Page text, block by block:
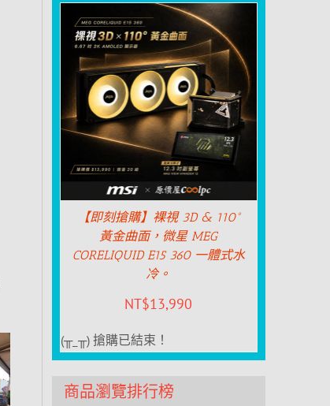
【即刻搶購】裸視 3D & 110°
黃金曲面，微星 MEG
CORELIQUID E15 360 一體式水
冷。
NT$13,990
(╥_╥) 搶購已結束！
商品瀏覽排行榜